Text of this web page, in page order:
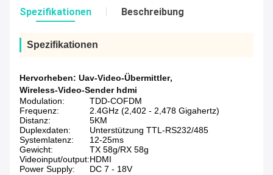
Spezifikationen Beschreibung
Spezifikationen
Hervorheben: Uav-Video-Übermittler,
Wireless-Video-Sender hdmi
Modulation:
TDD-COFDM
Frequenz:
2.4GHz (2,402 - 2,478 Gigahertz)
Distanz:
5KM
Duplexdaten:
Unterstützung TTL-RS232/485
Systemlatenz:
12-25ms
Gewicht:
TX 58g/RX 58g
Videoinput/output:HDMI
Power Supply:
DC 7 - 18V